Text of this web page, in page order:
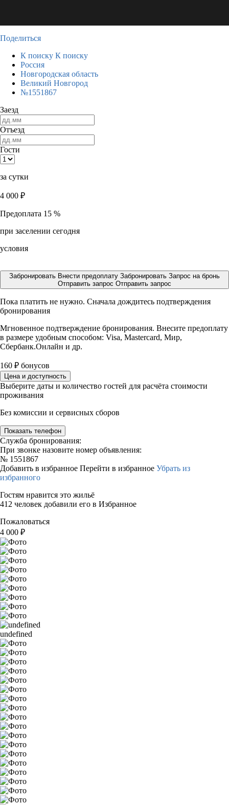
Поделиться
К поиску К поиску
Россия
Новгородская область
Великий Новгород
№1551867
Заезд
Отъезд
Гости
за сутки
4 000 ₽
Предоплата 15 %
при заселении сегодня
условия
Забронировать Внести предоплату Забронировать Запрос на бронь
Отправить запрос Отправить запрос
Пока платить не нужно. Сначала дождитесь подтверждения
бронирования
Мгновенное подтверждение бронирования. Внесите предоплату
в размере удобным способом: Visa, Mastercard, Мир,
Сбербанк.Онлайн и др.
160 ₽ бонусов
Цена и доступность
Выберите даты и количество гостей для расчёта стоимости
проживания
Без комиссии и сервисных сборов
Показать телефон
Служба бронирования:
При звонке назовите номер объявления:
№ 1551867
Добавить в избранное Перейти в избранное Убрать из
избранного
Гостям нравится это жильё
412 человек добавили его в Избранное
Пожаловаться
4 000 ₽
undefined